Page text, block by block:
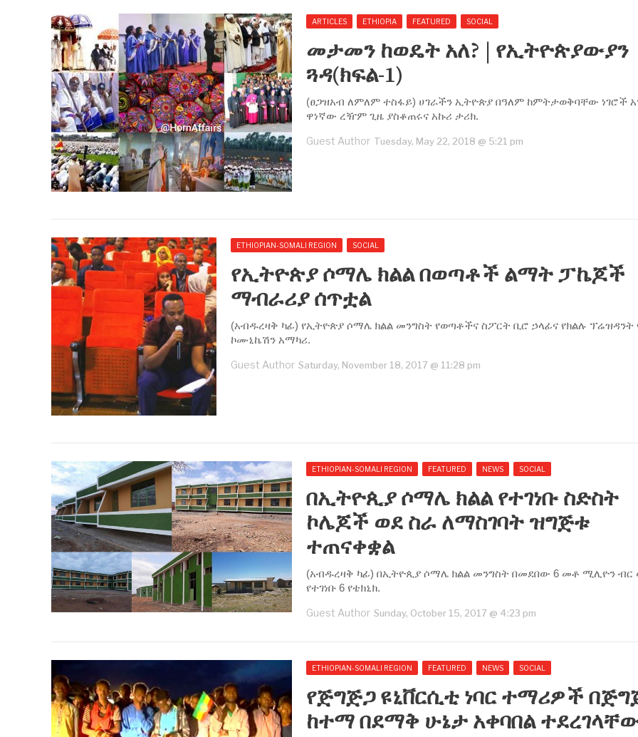
ARTICLES ETHIOPIA FEATURED SOCIAL
መታመን ከወዴት አለ? | የኢትዮጵያውያን
ጓዳ(ክፍል-1)
(ፀጋዝአብ ለምለም ተስፋይ) ሀገራችን ኢትዮጵያ በዓለም ከምትታወቅባቸው ነገሮች
ዋነኛው ረዥም ጊዜ ያስቆጠሩና አኩሪ ታሪክ.
Guest Author Tuesday, May 22, 2018 @ 5:21 pm
ETHIOPIAN-SOMALI REGION SOCIAL
​የኢትዮጵያ ሶማሌ ክልል በወጣቶች ልማት ፓኬጆች
ማብራሪያ ሰጥቷል
(አብዱረዛቅ ካፊ) የኢትዮጵያ ሶማሌ ክልል መንግስት የወጣቶችና ስፖርት ቢሮ ኃላፊና የክልሉ ፕሬዝዳንት
ኮሙኒኬሽን አማካሪ.
Guest Author Saturday, November 18, 2017 @ 11:28 pm
ETHIOPIAN-SOMALI REGION FEATURED NEWS SOCIAL
በኢትዮጲያ ሶማሌ ክልል የተገነቡ ስድስት
ኮሌጆች ወደ ስራ ለማስገባት ዝግጅቱ
ተጠናቀቋል
(አብዱረዛቅ ካፊ) በኢትዮጲያ ሶማሌ ክልል መንግስት በመደበው 6 መቶ ሚሊዮን
የተገነቡ 6 የቴክኒክ.
Guest Author Sunday, October 15, 2017 @ 4:23 pm
ETHIOPIAN-SOMALI REGION FEATURED NEWS SOCIAL
የጅግጅጋ ዩኒቨርሲቲ ነባር ተማሪዎች
ከተማ በደማቅ ሁኔታ አቀባበል